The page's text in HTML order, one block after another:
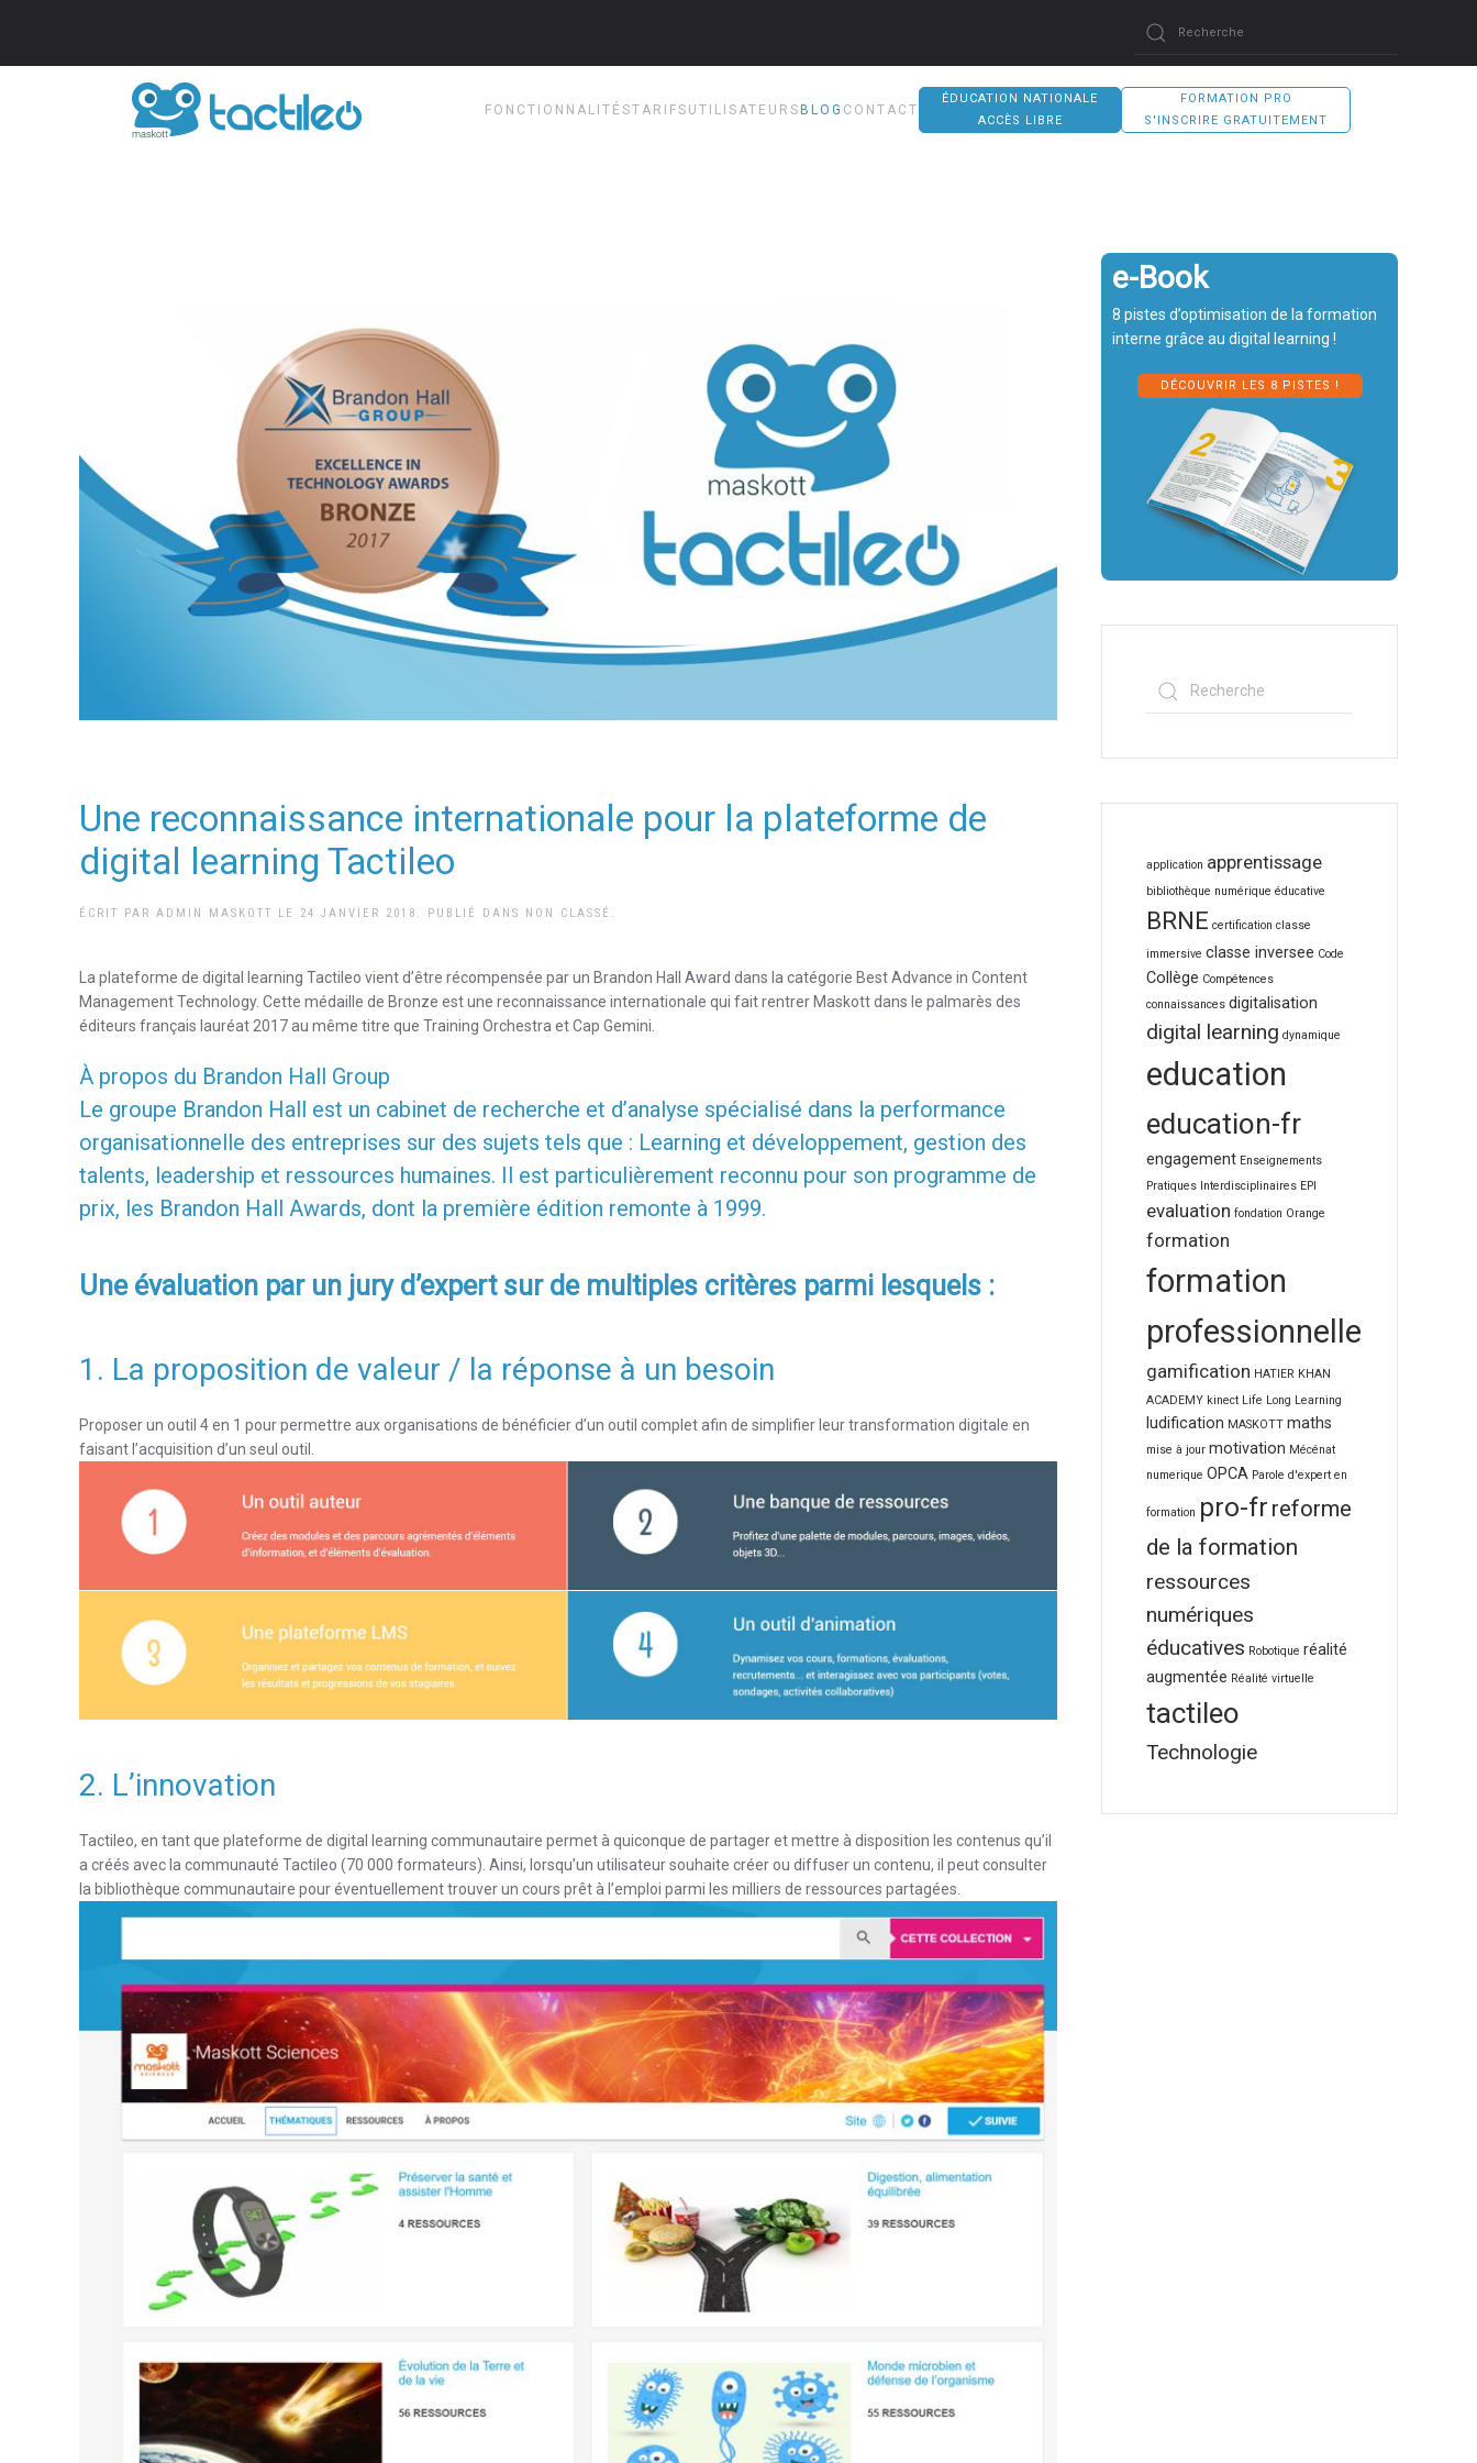
FONCTIONNALITÉSTARIFS UTILISATEURSBLOG CONTACT
ÉDUCATION NATIONALE
ACCÈS LIBRE
FORMATION PRO
S'INSCRIRE GRATUITEMENT
Une reconnaissance internationale pour la plateforme de
digital learning Tactileo
ÉCRIT PAR ADMIN MASKOTT LE 24 JANVIER 2018 . PUBLIÉ DANS NON CLASSÉ .
La plateforme de digital learning Tactileo vient d’être récompensée par un Brandon Hall Award dans la catégorie Best Advance in Content
Management Technology. Cette médaille de Bronze est une reconnaissance internationale qui fait rentrer Maskott dans le palmarès des
éditeurs français lauréat 2017 au même titre que Training Orchestra et Cap Gemini.
À propos du Brandon Hall Group
Le groupe Brandon Hall est un cabinet de recherche et d’analyse spécialisé dans la performance
organisationnelle des entreprises sur des sujets tels que : Learning et développement, gestion des
talents, leadership et ressources humaines. Il est particulièrement reconnu pour son programme de
prix, les Brandon Hall Awards, dont la première édition remonte à 1999.
Une évaluation par un jury d’expert sur de multiples critères parmi lesquels :
1. La proposition de valeur / la réponse à un besoin
Proposer un outil 4 en 1 pour permettre aux organisations de bénéficier d’un outil complet afin de simplifier leur transformation digitale en
faisant l’acquisition d’un seul outil.
2. L’innovation
Tactileo, en tant que plateforme de digital learning communautaire permet à quiconque de partager et mettre à disposition les contenus qu’il
a créés avec la communauté Tactileo (70 000 formateurs). Ainsi, lorsqu’un utilisateur souhaite créer ou diffuser un contenu, il peut consulter
la bibliothèque communautaire pour éventuellement trouver un cours prêt à l’emploi parmi les milliers de ressources partagées.
e-Book
8 pistes d’optimisation de la formation
interne grâce au digital learning !
DÉCOUVRIR LES 8 PISTES !
application apprentissage
bibliothèque numérique éducative
BRNE certification classe
immersive classe inversee Code
Collège Compétences
connaissances digitalisation
digital learning dynamique
education
education-fr
engagement Enseignements
Pratiques Interdisciplinaires EPI
evaluation fondation Orange
formation
formation
professionnelle
gamification HATIER KHAN
ACADEMY kinect Life Long Learning
ludification MASKOTT maths
mise à jour motivation Mécénat
numerique OPCA Parole d'expert en
formation pro-fr reforme
de la formation
ressources
numériques
éducatives Robotique réalité
augmentée Réalité virtuelle
tactileo
Technologie